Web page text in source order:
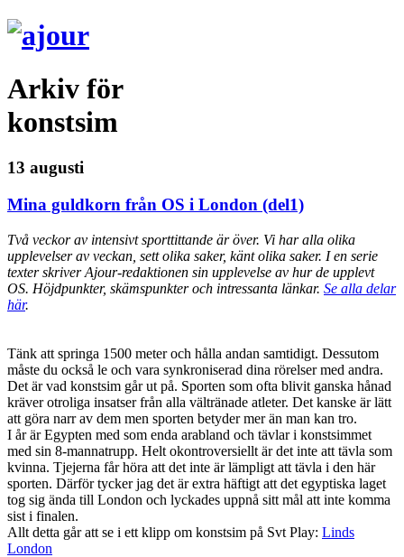
Arkiv för
konstsim
13 augusti
Mina guldkorn från OS i London (del1)
Två veckor av intensivt sporttittande är över. Vi har alla olika
upplevelser av veckan, sett olika saker, känt olika saker. I en serie
texter skriver Ajour-redaktionen sin upplevelse av hur de upplevt
OS. Höjdpunkter, skämspunkter och intressanta länkar. Se alla delar
här.
Tänk att springa 1500 meter och hålla andan samtidigt. Dessutom
måste du också le och vara synkroniserad dina rörelser med andra.
Det är vad konstsim går ut på. Sporten som ofta blivit ganska hånad
kräver otroliga insatser från alla vältränade atleter. Det kanske är lätt
att göra narr av dem men sporten betyder mer än man kan tro.
I år är Egypten med som enda arabland och tävlar i konstsimmet
med sin 8-mannatrupp. Helt okontroversiellt är det inte att tävla som
kvinna. Tjejerna får höra att det inte är lämpligt att tävla i den här
sporten. Därför tycker jag det är extra häftigt att det egyptiska laget
tog sig ända till London och lyckades uppnå sitt mål att inte komma
sist i finalen.
Allt detta går att se i ett klipp om konstsim på Svt Play: Linds
London